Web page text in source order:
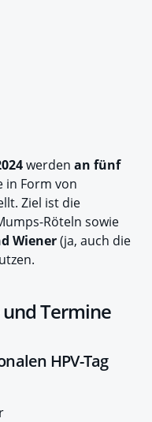
werden an fünf
in Form von
Ziel ist die
Röteln sowie
Wiener(ja, auch die
Termine
HPV-Tag